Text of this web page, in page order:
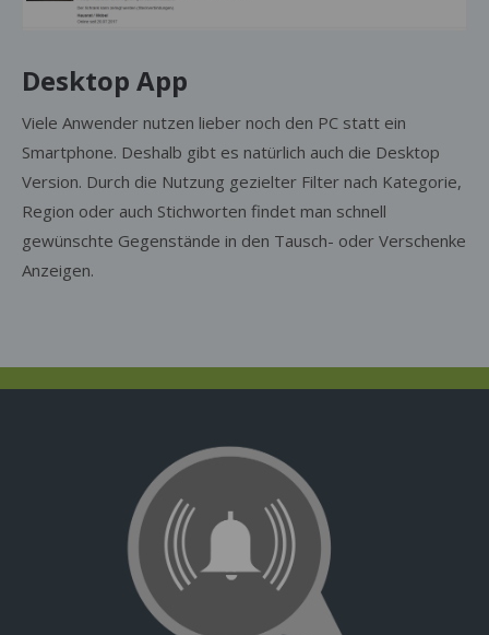
Desktop App
Viele Anwender nutzen lieber noch den PC statt ein
Smartphone. Deshalb gibt es natürlich auch die Desktop
Version. Durch die Nutzung gezielter Filter nach Kategorie,
Region oder auch Stichworten findet man schnell
gewünschte Gegenstände in den Tausch- oder Verschenke
Anzeigen.